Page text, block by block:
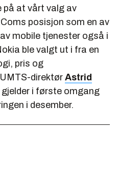
på at vårt valg av
posisjon som en av
mobile tjenester også i
ble valgt ut i fra en
pris og
direktør Astrid
gjelder i første omgang
i desember.